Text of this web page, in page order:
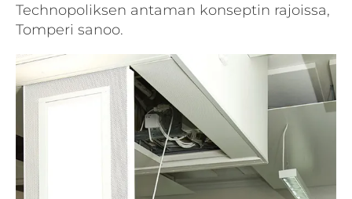
Technopoliksen antaman konseptin rajoissa,
Tomperi sanoo.